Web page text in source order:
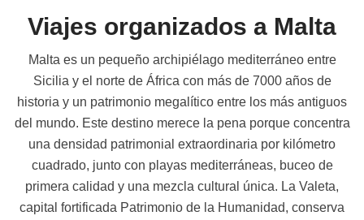
Viajes organizados a Malta
Malta es un pequeño archipiélago mediterráneo entre
Sicilia y el norte de África con más de 7000 años de
historia y un patrimonio megalítico entre los más antiguos
del mundo. Este destino merece la pena porque concentra
una densidad patrimonial extraordinaria por kilómetro
cuadrado, junto con playas mediterráneas, buceo de
primera calidad y una mezcla cultural única. La Valeta,
capital fortificada Patrimonio de la Humanidad, conserva